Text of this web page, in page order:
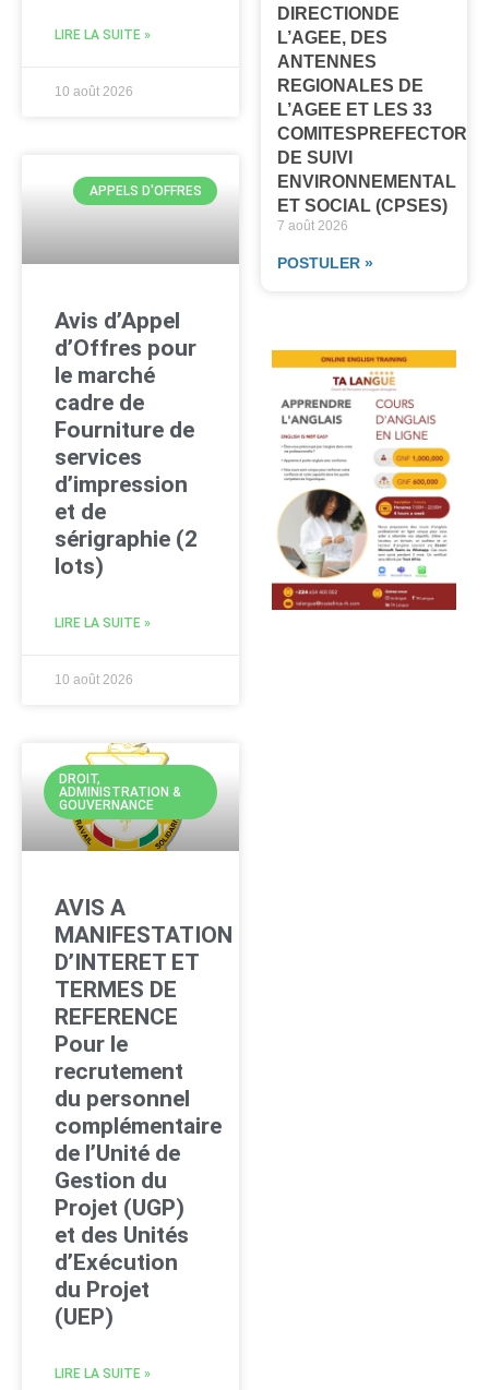
LIRE LA SUITE »
10 août 2026
APPELS D'OFFRES
Avis d’Appel
d’Offres pour
le marché
cadre de
Fourniture de
services
d’impression
et de
sérigraphie (2
lots)
LIRE LA SUITE »
10 août 2026
DROIT,
ADMINISTRATION &
GOUVERNANCE
AVIS A
MANIFESTATION
D’INTERET ET
TERMES DE
REFERENCE
Pour le
recrutement
du personnel
complémentaire
de l’Unité de
Gestion du
Projet (UGP)
et des Unités
d’Exécution
du Projet
(UEP)
LIRE LA SUITE »
DIRECTIONDE
L’AGEE, DES
ANTENNES
REGIONALES DE
L’AGEE ET LES 33
DE SUIVI
ENVIRONNEMENTAL
ET SOCIAL (CPSES)
7 août 2026
POSTULER »